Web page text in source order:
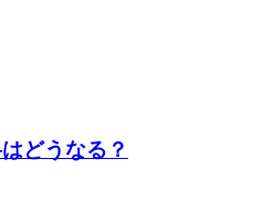
どうなる？